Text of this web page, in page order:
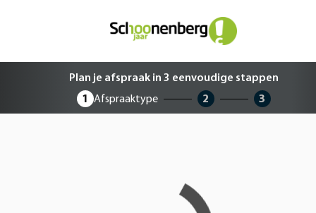
Plan je afspraak in 3 eenvoudige
Plan je afspraak in 3 eenvoudige stappen
1
Afspraaktype 2 3